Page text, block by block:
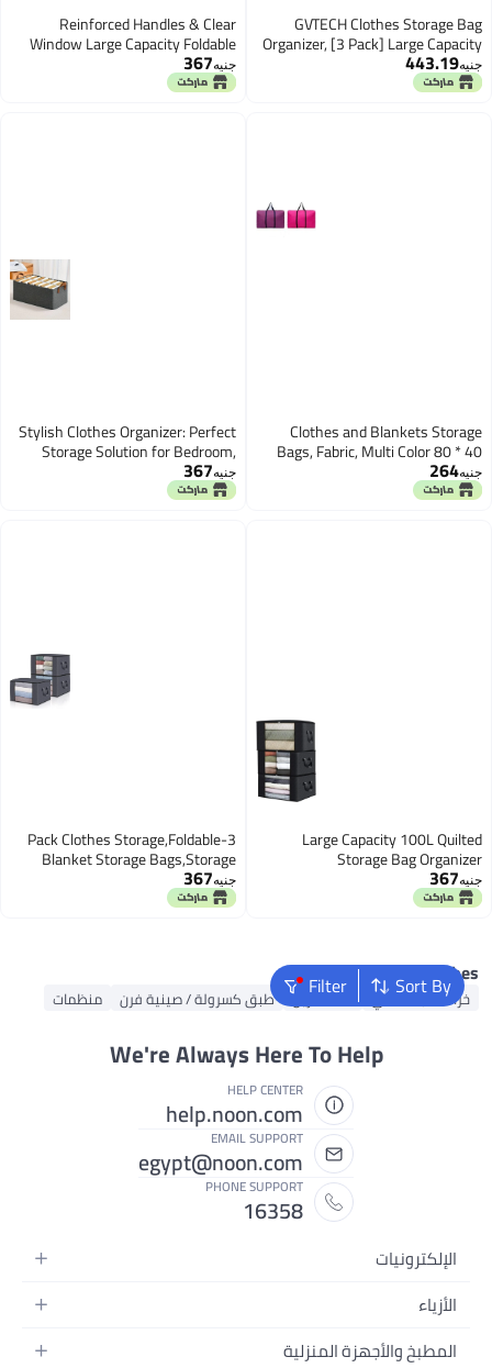
GVTECH Clothes Storage
Organizer, [3 Pack] Large
Reinforced Handle Thick Fabric
Comforters, Blankets,
443.19
Reinforced Handles & Clear
Window Large Capacity Foldable
Storage Bag Organizers with Zips,
Black, Pack of 4
جنيه367
Clothes and Blankets
Bags, Fabric, Multi Color 80 *
cm
264
Stylish Clothes Organizer: Perfect
Storage Solution for Bedroom,
Linen Fabric Basket, Foldable Bin
with Handle Generic
جنيه367
Large Capacity 100L
Storage Bag
50x40x50cm for Clothes
and Household Items
367
3-Pack Clothes Storage,Foldable
Blanket Storage Bags,Storage
Containers for Organizing,
Clothing, Bedroom, Comforter,
جنيه367
Sort By
Filter Popular Searches
خزانة قابلة للطي سلة تخزين طبق كسرولة / صينية فرن منظمات
We're Always Here To Help
HELP CENTER
help.noon.com
EMAIL SUPPORT
egypt@noon.com
PHONE SUPPORT
16358
الإلكترونيات
الهواتف المتحركة
أجهزة الكمبيوتر المحمولة
الأزياء
أزياء نسائية
المطبخ والأجهزة المنزلية